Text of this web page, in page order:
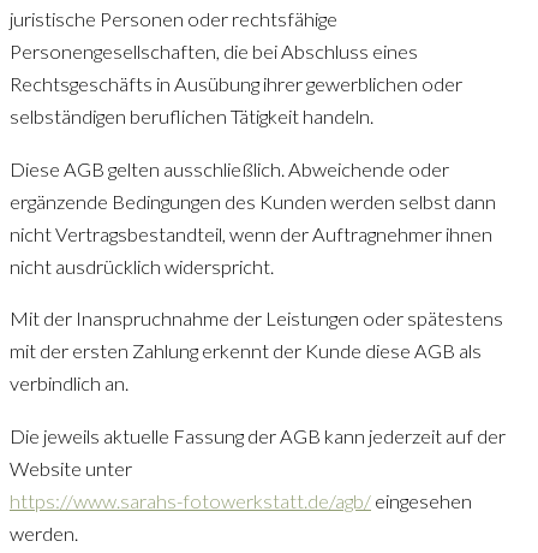
juristische Personen oder rechtsfähige
Personengesellschaften, die bei Abschluss eines
Rechtsgeschäfts in Ausübung ihrer gewerblichen oder
selbständigen beruflichen Tätigkeit handeln.
Diese AGB gelten ausschließlich. Abweichende oder
ergänzende Bedingungen des Kunden werden selbst dann
nicht Vertragsbestandteil, wenn der Auftragnehmer ihnen
nicht ausdrücklich widerspricht.
Mit der Inanspruchnahme der Leistungen oder spätestens
mit der ersten Zahlung erkennt der Kunde diese AGB als
verbindlich an.
Die jeweils aktuelle Fassung der AGB kann jederzeit auf der
Website unter
https://www.sarahs-fotowerkstatt.de/agb/ eingesehen
werden.